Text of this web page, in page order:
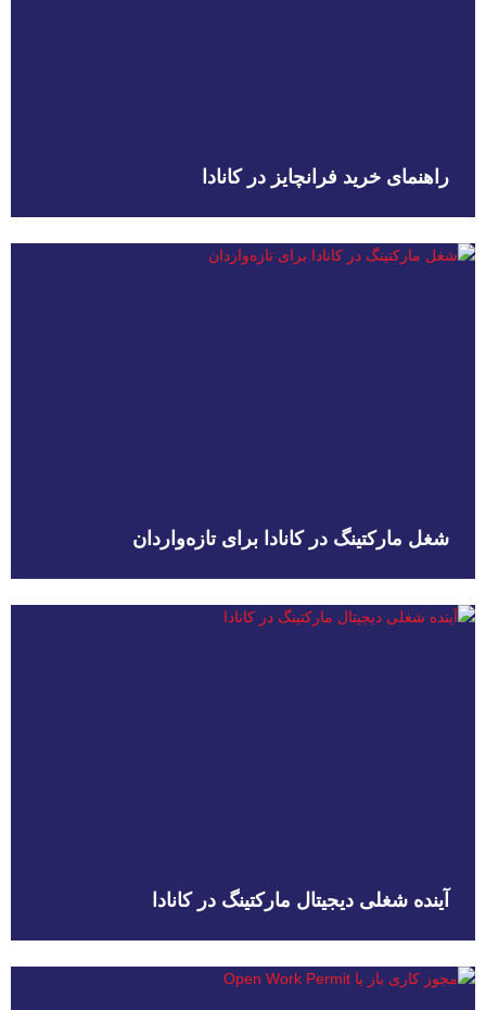
راهنمای خرید فرانچایز در کانادا
شغل مارکتینگ در کانادا برای تازه‌واردان
آینده شغلی دیجیتال مارکتینگ در کانادا